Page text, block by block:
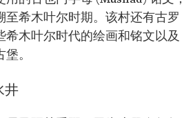
至希木叶尔时期。该村还有古罗
希木叶尔时代的绘画和铭文以及
。
井